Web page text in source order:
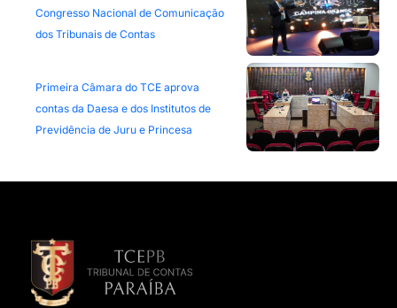
Congresso Nacional de Comunicação
dos Tribunais de Contas
Primeira Câmara do TCE aprova
contas da Daesa e dos Institutos de
Previdência de Juru e Princesa